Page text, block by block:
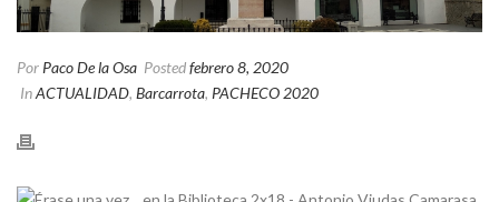
Por Paco De la Osa Postedfebrero 8, 2020
InACTUALIDAD, Barcarrota, PACHECO 2020